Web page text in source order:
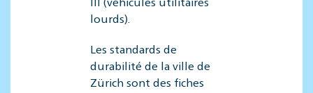
lourds).
Les standards de
durabilité de la ville de
Zürich sont des fiches